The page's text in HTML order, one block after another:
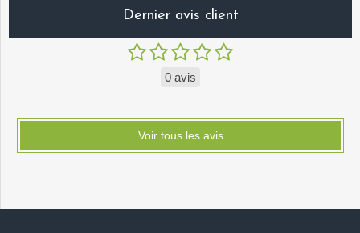
Dernier avis client
0 avis
Voir tous les avis